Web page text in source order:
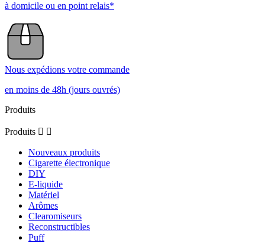
à domicile ou en point relais*
Nous expédions votre commande
en moins de 48h (jours ouvrés)
Produits
Produits  
Nouveaux produits
Cigarette électronique
DIY
E-liquide
Matériel
Arômes
Clearomiseurs
Reconstructibles
Puff